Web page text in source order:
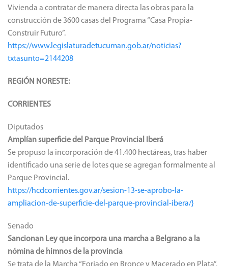
Vivienda a contratar de manera directa las obras para la
construcción de 3600 casas del Programa “Casa Propia-
Construir Futuro”.
https://www.legislaturadetucuman.gob.ar/noticias?
txtasunto=2144208
REGIÓN NORESTE:
CORRIENTES
Diputados
Amplían superficie del Parque Provincial Iberá
Se propuso la incorporación de 41.400 hectáreas, tras haber
identificado una serie de lotes que se agregan formalmente al
Parque Provincial.
https://hcdcorrientes.gov.ar/sesion-13-se-aprobo-la-
ampliacion-de-superficie-del-parque-provincial-ibera/}
Senado
Sancionan Ley que incorpora una marcha a Belgrano a la
nómina de himnos de la provincia
Se trata de la Marcha “Forjado en Bronce y Macerado en Plata”,